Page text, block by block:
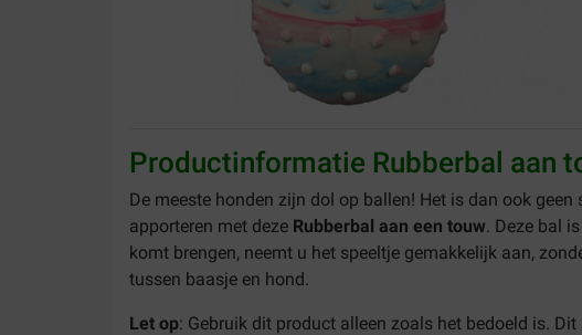
Productinformatie Rubberbal aan
De meeste honden zijn dol op ballen! Het is dan ook
apporteren met deze Rubberbal aan een touw. Deze bal
komt brengen, neemt u het speeltje gemakkelijk aan,
tussen baasje en hond.
Let op: Gebruik dit product alleen zoals het bedoeld is.